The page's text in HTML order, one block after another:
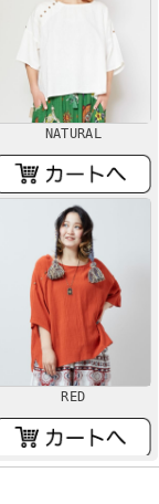
NATURAL
RED